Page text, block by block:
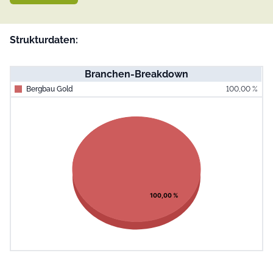
Strukturdaten:
Branchen-Breakdown
Bergbau Gold 100,00 %
Pie chart with 1 slice.
View as data table, Chart
100,00 %